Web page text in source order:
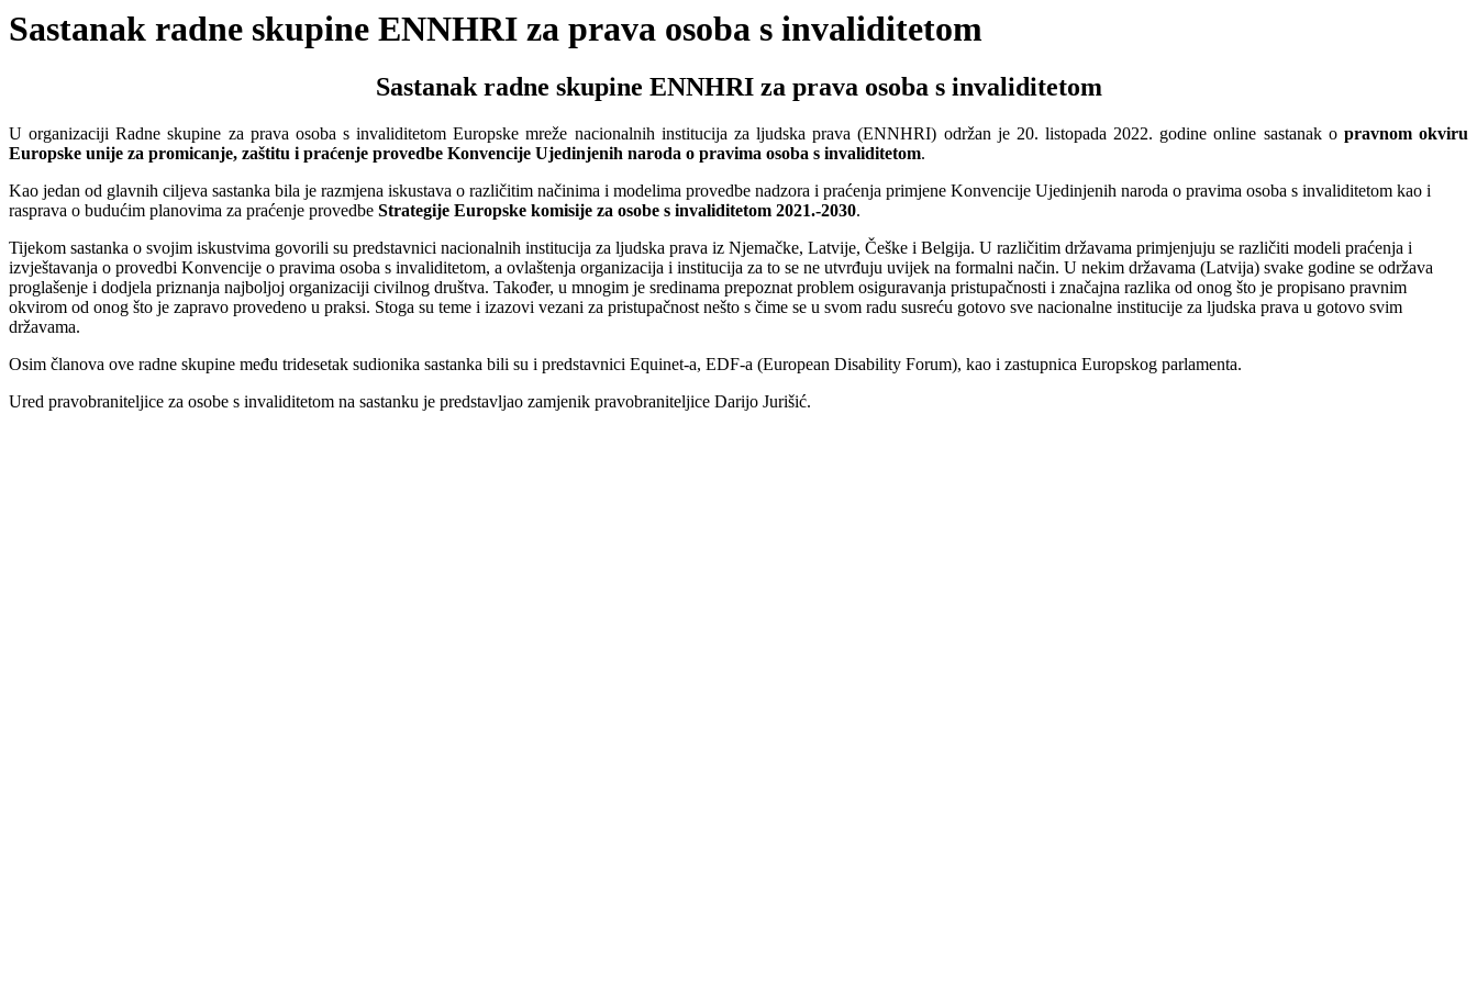
Sastanak radne skupine ENNHRI za prava osoba s invaliditetom
Sastanak radne skupine ENNHRI za prava osoba s invaliditetom
U organizaciji Radne skupine za prava osoba s invaliditetom Europske mreže nacionalnih institucija za ljudska prava (ENNHRI) održan je 20. listopada 2022. godine online sastanak o pravnom okviru
Europske unije za promicanje, zaštitu i praćenje provedbe Konvencije Ujedinjenih naroda o pravima osoba s invaliditetom.
Kao jedan od glavnih ciljeva sastanka bila je razmjena iskustava o različitim načinima i modelima provedbe nadzora i praćenja primjene Konvencije Ujedinjenih naroda o pravima osoba s invaliditetom kao i
rasprava o budućim planovima za praćenje provedbe Strategije Europske komisije za osobe s invaliditetom 2021.-2030.
Tijekom sastanka o svojim iskustvima govorili su predstavnici nacionalnih institucija za ljudska prava iz Njemačke, Latvije, Češke i Belgija. U različitim državama primjenjuju se različiti modeli praćenja i
izvještavanja o provedbi Konvencije o pravima osoba s invaliditetom, a ovlaštenja organizacija i institucija za to se ne utvrđuju uvijek na formalni način. U nekim državama (Latvija) svake godine se održava
proglašenje i dodjela priznanja najboljoj organizaciji civilnog društva. Također, u mnogim je sredinama prepoznat problem osiguravanja pristupačnosti i značajna razlika od onog što je propisano pravnim
okvirom od onog što je zapravo provedeno u praksi. Stoga su teme i izazovi vezani za pristupačnost nešto s čime se u svom radu susreću gotovo sve nacionalne institucije za ljudska prava u gotovo svim
državama.
Osim članova ove radne skupine među tridesetak sudionika sastanka bili su i predstavnici Equinet-a, EDF-a (European Disability Forum), kao i zastupnica Europskog parlamenta.
Ured pravobraniteljice za osobe s invaliditetom na sastanku je predstavljao zamjenik pravobraniteljice Darijo Jurišić.